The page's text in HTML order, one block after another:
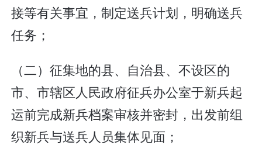
接等有关事宜，制定送兵计划，明确送兵
任务；
（二）征集地的县、自治县、不设区的
市、市辖区人民政府征兵办公室于新兵起
运前完成新兵档案审核并密封，出发前组
织新兵与送兵人员集体见面；